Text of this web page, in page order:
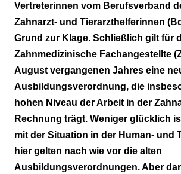
Vertreterinnen vom Berufsverband
Zahnarzt- und Tierarzthelferinnen
Grund zur Klage. Schließlich gilt für
Zahnmedizinische Fachangestellte
August vergangenen Jahres eine
Ausbildungsverordnung, die
hohen Niveau der Arbeit in der
Rechnung trägt. Weniger glücklich
mit der Situation in der Human- und
hier gelten nach wie vor die alten
Ausbildungsverordnungen. Aber